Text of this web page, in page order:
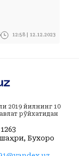
12:58 | 12.12.2023
2019 йилнинг 10
рўйхатидан
1263
Бухоро